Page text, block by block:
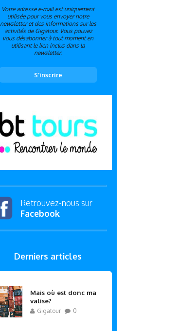
Votre adresse e-mail est uniquement
utilisée pour vous envoyer notre
newsletter et des informations sur les
activités de Gigatour. Vous pouvez
vous désabonner à tout moment en
utilisant le lien inclus dans la
newsletter.
Retrouvez-nous sur
Facebook
Derniers articles
Mais où est donc ma
valise?
Gigatour 0